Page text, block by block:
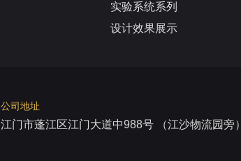
实验系统系列
设计效果展示
公司地址
江门市蓬江区江门大道中988号 （江沙物流园旁）